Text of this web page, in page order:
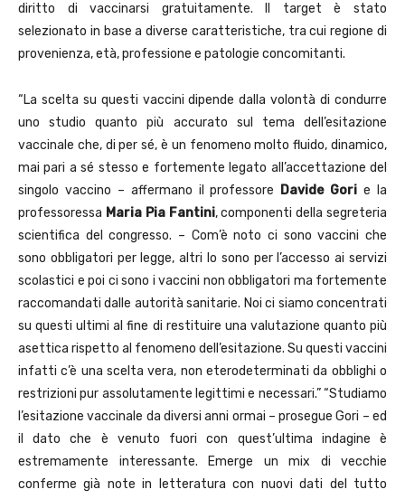
diritto di vaccinarsi gratuitamente. Il target è stato
selezionato in base a diverse caratteristiche, tra cui regione di
provenienza, età, professione e patologie concomitanti.
“La scelta su questi vaccini dipende dalla volontà di condurre
uno studio quanto più accurato sul tema dell’esitazione
vaccinale che, di per sé, è un fenomeno molto fluido, dinamico,
mai pari a sé stesso e fortemente legato all’accettazione del
singolo vaccino – affermano il professore Davide Gori e la
professoressa Maria Pia Fantini, componenti della segreteria
scientifica del congresso. – Com’è noto ci sono vaccini che
sono obbligatori per legge, altri lo sono per l’accesso ai servizi
scolastici e poi ci sono i vaccini non obbligatori ma fortemente
raccomandati dalle autorità sanitarie. Noi ci siamo concentrati
su questi ultimi al fine di restituire una valutazione quanto più
asettica rispetto al fenomeno dell’esitazione. Su questi vaccini
infatti c’è una scelta vera, non eterodeterminati da obblighi o
restrizioni pur assolutamente legittimi e necessari.” “Studiamo
l’esitazione vaccinale da diversi anni ormai – prosegue Gori – ed
il dato che è venuto fuori con quest’ultima indagine è
estremamente interessante. Emerge un mix di vecchie
conferme già note in letteratura con nuovi dati del tutto